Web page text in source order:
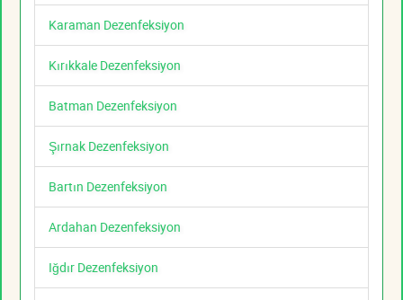
Karaman Dezenfeksiyon
Kırıkkale Dezenfeksiyon
Batman Dezenfeksiyon
Şırnak Dezenfeksiyon
Bartın Dezenfeksiyon
Ardahan Dezenfeksiyon
Iğdır Dezenfeksiyon